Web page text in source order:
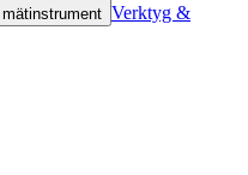
Verktyg &